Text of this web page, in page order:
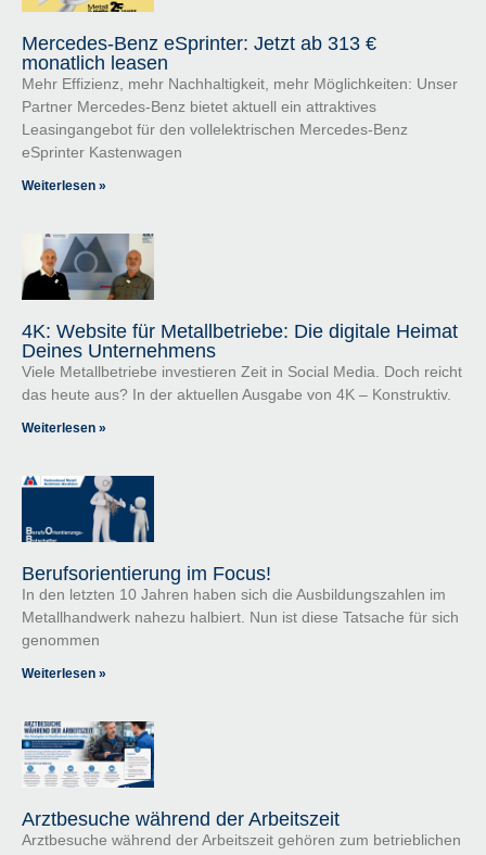
Mercedes-Benz eSprinter: Jetzt ab 313 €
monatlich leasen
Mehr Effizienz, mehr Nachhaltigkeit, mehr Möglichkeiten: Unser
Partner Mercedes-Benz bietet aktuell ein attraktives
Leasingangebot für den vollelektrischen Mercedes-Benz
eSprinter Kastenwagen
Weiterlesen »
4K: Website für Metallbetriebe: Die digitale Heimat
Deines Unternehmens
Viele Metallbetriebe investieren Zeit in Social Media. Doch reicht
das heute aus? In der aktuellen Ausgabe von 4K – Konstruktiv.
Weiterlesen »
Berufsorientierung im Focus!
In den letzten 10 Jahren haben sich die Ausbildungszahlen im
Metallhandwerk nahezu halbiert. Nun ist diese Tatsache für sich
genommen
Weiterlesen »
Arztbesuche während der Arbeitszeit
Arztbesuche während der Arbeitszeit gehören zum betrieblichen